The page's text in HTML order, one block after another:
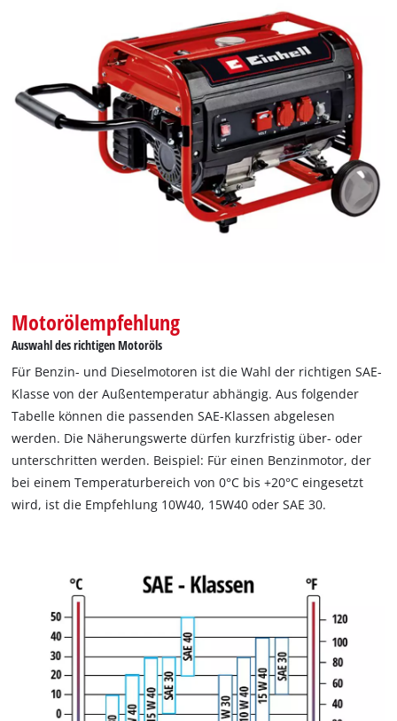
Motorölempfehlung
Auswahl des richtigen Motoröls
Für Benzin- und Dieselmotoren ist die Wahl der richtigen SAE-
Klasse von der Außentemperatur abhängig. Aus folgender
Tabelle können die passenden SAE-Klassen abgelesen
werden. Die Näherungswerte dürfen kurzfristig über- oder
unterschritten werden. Beispiel: Für einen Benzinmotor, der
bei einem Temperaturbereich von 0°C bis +20°C eingesetzt
wird, ist die Empfehlung 10W40, 15W40 oder SAE 30.